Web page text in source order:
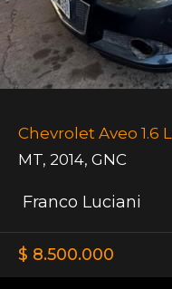
Chevrolet Aveo 1.6
MT, 2014, GNC
Franco Luciani
$ 8.500.000